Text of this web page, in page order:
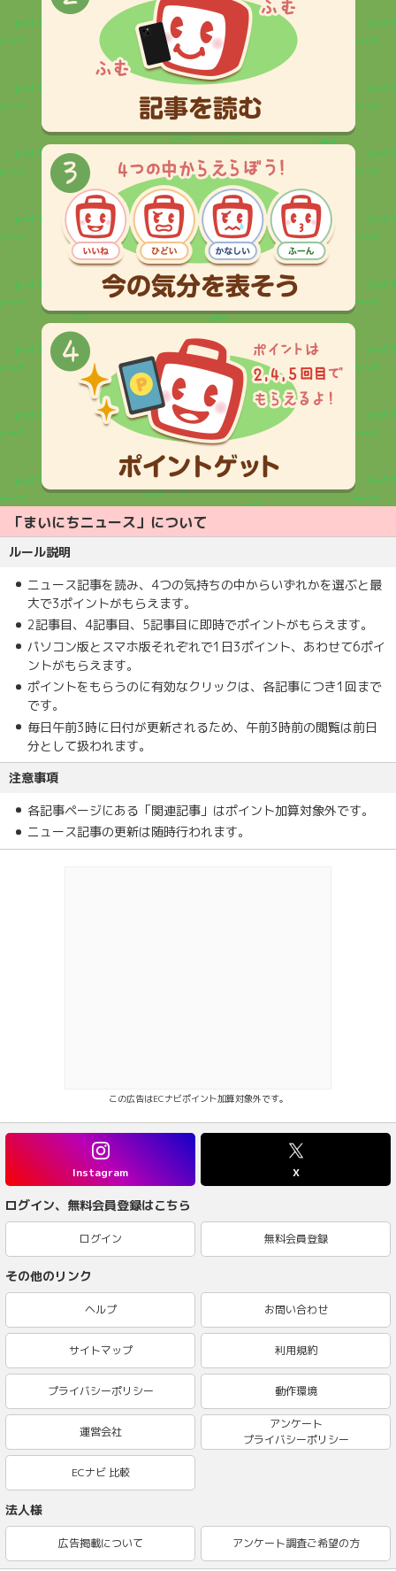
「まいにちニュース」について
ルール説明
ニュース記事を読み、4つの気持ちの中からいずれかを選ぶと最
大で3ポイントがもらえます。
2記事目、4記事目、5記事目に即時でポイントがもらえます。
パソコン版とスマホ版それぞれで1日3ポイント、あわせて6ポイ
ントがもらえます。
ポイントをもらうのに有効なクリックは、各記事につき1回まで
です。
毎日午前3時に日付が更新されるため、午前3時前の閲覧は前日
分として扱われます。
注意事項
各記事ページにある「関連記事」はポイント加算対象外です。
ニュース記事の更新は随時行われます。
この広告はECナビポイント加算対象外です。
Instagram X
ログイン、無料会員登録はこちら
ログイン 無料会員登録
その他のリンク
ヘルプ お問い合わせ
サイトマップ 利用規約
プライバシーポリシー 動作環境
運営会社
アンケート
プライバシーポリシー
ECナビ 比較
法人様
広告掲載について アンケート調査ご希望の方